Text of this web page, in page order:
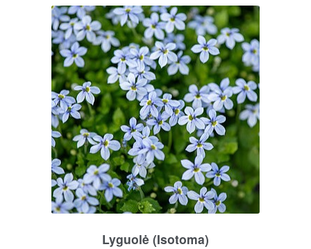
Lyguolė (Isotoma)